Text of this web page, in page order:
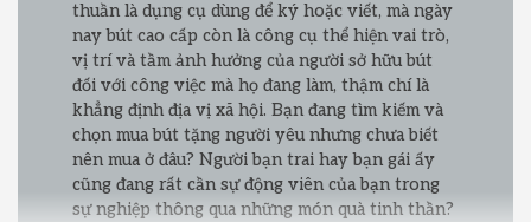
thuần là dụng cụ dùng để ký hoặc viết, mà ngày
nay bút cao cấp còn là công cụ thể hiện vai trò,
vị trí và tầm ảnh hưởng của người sở hữu bút
đối với công việc mà họ đang làm, thậm chí là
khẳng định địa vị xã hội. Bạn đang tìm kiếm và
chọn mua bút tặng người yêu nhưng chưa biết
nên mua ở đâu? Người bạn trai hay bạn gái ấy
cũng đang rất cần sự động viên của bạn trong
sự nghiệp thông qua những món quà tinh thần?